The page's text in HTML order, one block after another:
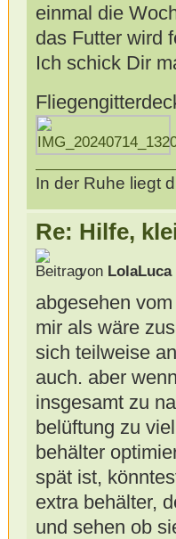
einmal die
das Futter wird
Ich schick Dir
In der Ruhe liegt
Re: Hilfe,
von LolaLuca
abgesehen
mir als wäre
sich teilweise
auch. aber
insgesamt zu
belüftung zu
behälter
spät ist,
extra behälter,
und sehen ob